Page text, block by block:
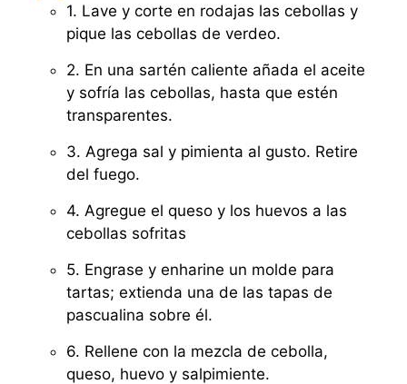
1. Lave y corte en rodajas las cebollas y
pique las cebollas de verdeo.
2. En una sartén caliente añada el aceite
y sofría las cebollas, hasta que estén
transparentes.
3. Agrega sal y pimienta al gusto. Retire
del fuego.
4. Agregue el queso y los huevos a las
cebollas sofritas
5. Engrase y enharine un molde para
tartas; extienda una de las tapas de
pascualina sobre él.
6. Rellene con la mezcla de cebolla,
queso, huevo y salpimiente.